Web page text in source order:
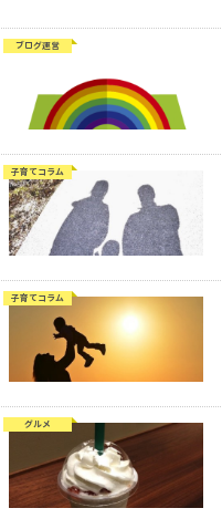
ブログ運営
子育てコラム
子育てコラム
グルメ